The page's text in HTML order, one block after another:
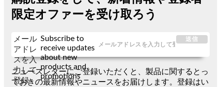
限定オファーを受け取ろう
メール
アドレ
スを入
力して
登録
Subscribe to
receive updates
about new
products and
promotions
送信
ニュースレターにご登録いただくと、製品に関するとっ
ておきの最新情報やニュースをお届けします。登録はい